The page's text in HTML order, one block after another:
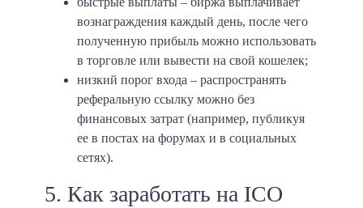
вознаграждения каждый день, после чего
полученную прибыль можно использовать
в торговле или вывести на свой кошелек;
низкий порог входа – распространять
реферальную ссылку можно без
финансовых затрат (например, публикуя
ее в постах на форумах и в социальных
сетях).
5. Как заработать на ICO